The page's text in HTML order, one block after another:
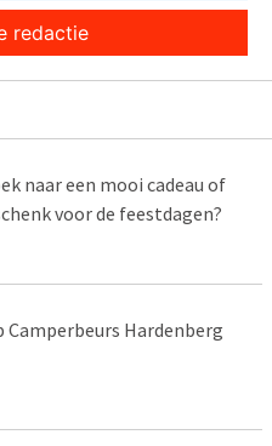
redactie
naar een mooi cadeau of
voor de feestdagen?
Camperbeurs Hardenberg